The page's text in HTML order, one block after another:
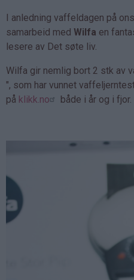
I anledning vaffeldagen på
samarbeid med Wilfa en
lesere av Det søte liv.
Wilfa gir nemlig bort 2 stk av
", som har vunnet
på klikk.no både i år og i fjor.